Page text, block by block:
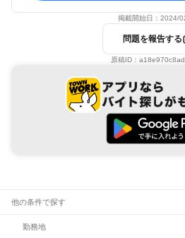
掲載開始日： 2024/
問題を報告する
原稿ID：
他の条件で探す
勤務地